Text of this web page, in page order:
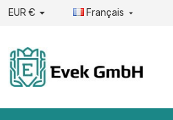
EUR € Français 